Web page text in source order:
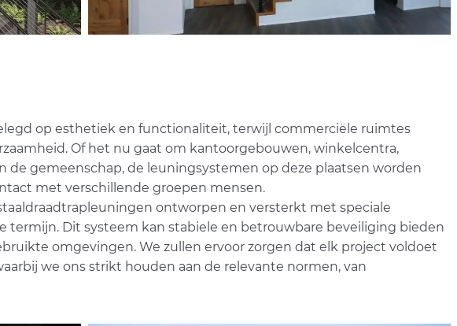
op esthetiek en functionaliteit, terwijl commerciële ruimtes
Of het nu gaat om kantoorgebouwen, winkelcentra,
de gemeenschap, de leuningsystemen op deze plaatsen worden
met verschillende groepen mensen.
ontworpen en versterkt met speciale
termijn. Dit systeem kan stabiele en betrouwbare beveiliging bieden
omgevingen. We zullen ervoor zorgen dat elk project voldoet
we ons strikt houden aan de relevante normen, van